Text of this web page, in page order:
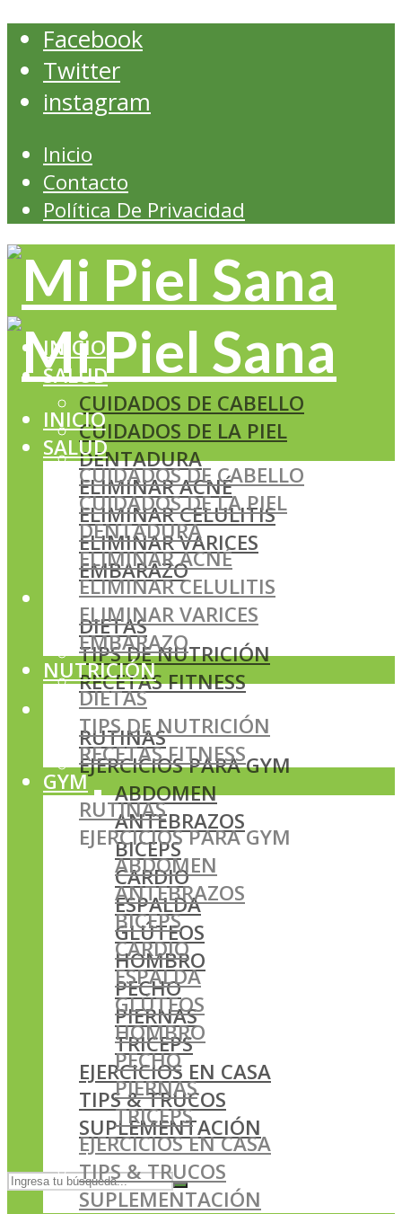
Facebook
Twitter
instagram
Inicio
Contacto
Política De Privacidad
INICIO
SALUD
CUIDADOS DE CABELLO
CUIDADOS DE LA PIEL
DENTADURA
ELIMINAR ACNÉ
ELIMINAR CELULITIS
ELIMINAR VARICES
EMBARAZO
NUTRICIÓN
DIETAS
TIPS DE NUTRICIÓN
RECETAS FITNESS
GYM
RUTINAS
EJERCICIOS PARA GYM
ABDOMEN
ANTEBRAZOS
BICEPS
CARDIO
ESPALDA
GLÚTEOS
HOMBRO
PECHO
PIERNAS
TRICEPS
EJERCICIOS EN CASA
TIPS & TRUCOS
SUPLEMENTACIÓN
INICIO
SALUD
CUIDADOS DE CABELLO
CUIDADOS DE LA PIEL
DENTADURA
ELIMINAR ACNÉ
ELIMINAR CELULITIS
ELIMINAR VARICES
EMBARAZO
NUTRICIÓN
DIETAS
TIPS DE NUTRICIÓN
RECETAS FITNESS
GYM
RUTINAS
EJERCICIOS PARA GYM
ABDOMEN
ANTEBRAZOS
BICEPS
CARDIO
ESPALDA
GLÚTEOS
HOMBRO
PECHO
PIERNAS
TRICEPS
EJERCICIOS EN CASA
TIPS & TRUCOS
SUPLEMENTACIÓN